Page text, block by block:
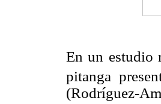
En un estudio
pitanga
(Rodríguez-